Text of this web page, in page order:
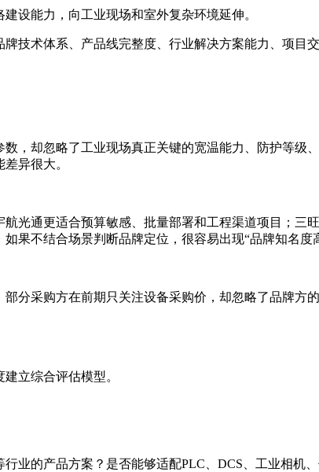
设能力，向工业现场和室外复杂环境延伸。
技术体系、产品线完整度、行业解决方案能力、项目
，却忽略了工业现场真正关键的宽温能力、防护等级
异很大。
光通更适合预算敏感、批量部署和工程渠道项目；三
不结合场景判断品牌定位，很容易出现“品牌知名度
分采购方在前期只关注设备采购价，却忽略了品牌方
立综合评估模型。
业的产品方案？是否能够适配PLC、DCS、工业相机